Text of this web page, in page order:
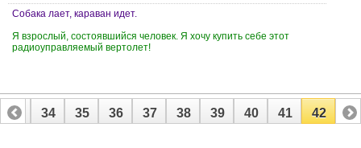
Собака лает, караван идет.
Я взрослый, состоявшийся человек. Я хочу купить себе этот
радиоуправляемый вертолет!
33 34 35 36 37 38 39 40 41 42